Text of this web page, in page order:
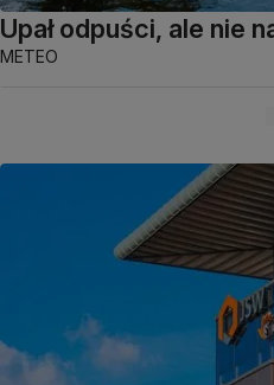
Upał odpuści, ale nie
METEO